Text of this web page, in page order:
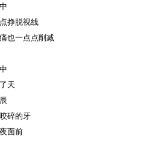
挣脱视线
也一点点削减
天
碎的牙
面前